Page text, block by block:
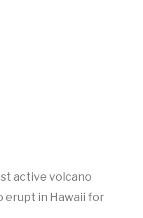
active volcano
erupt in Hawaii for